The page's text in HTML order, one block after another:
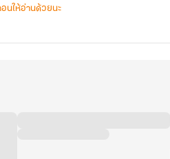
ปัญญาของมนุษย์สามารถให้ก
นาดไหน!
นให้อ่านด้วยนะ